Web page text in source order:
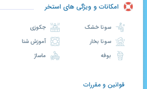
امکانات و ویژگی های استخر
سونا خشک
سونا بخار
جکوزی
آموزش شنا
قوانین و مقررات